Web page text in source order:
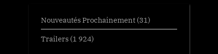
Nouveautés Prochainement (31)
Trailers (1 924)